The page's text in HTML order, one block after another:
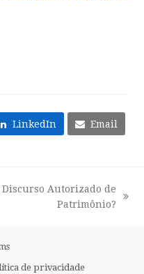
LinkedIn Email
Discurso Autorizado de
Patrimônio?
de privacidade